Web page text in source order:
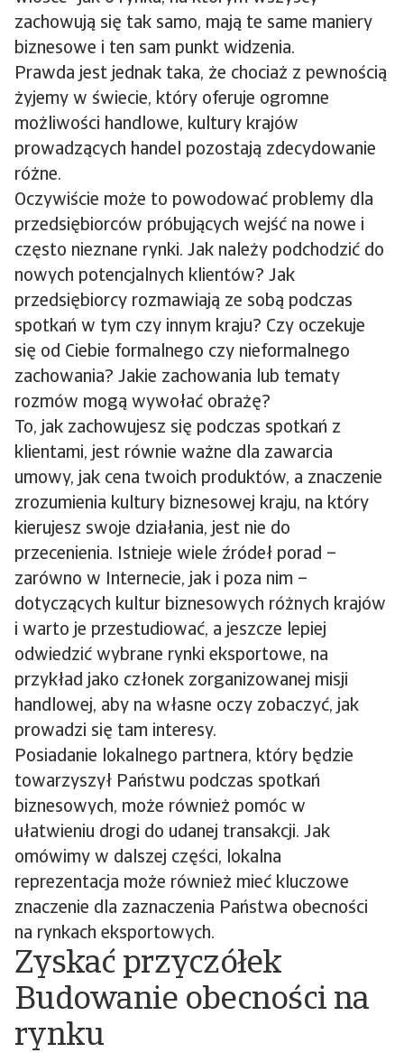
zachowują się tak samo, mają te same maniery
biznesowe i ten sam punkt widzenia.
Prawda jest jednak taka, że chociaż z pewnością
żyjemy w świecie, który oferuje ogromne
możliwości handlowe, kultury krajów
prowadzących handel pozostają zdecydowanie
różne.
Oczywiście może to powodować problemy dla
przedsiębiorców próbujących wejść na nowe i
często nieznane rynki. Jak należy podchodzić do
nowych potencjalnych klientów? Jak
przedsiębiorcy rozmawiają ze sobą podczas
spotkań w tym czy innym kraju? Czy oczekuje
się od Ciebie formalnego czy nieformalnego
zachowania? Jakie zachowania lub tematy
rozmów mogą wywołać obrażę?
To, jak zachowujesz się podczas spotkań z
klientami, jest równie ważne dla zawarcia
umowy, jak cena twoich produktów, a znaczenie
zrozumienia kultury biznesowej kraju, na który
kierujesz swoje działania, jest nie do
przecenienia. Istnieje wiele źródeł porad –
zarówno w Internecie, jak i poza nim –
dotyczących kultur biznesowych różnych krajów
i warto je przestudiować, a jeszcze lepiej
odwiedzić wybrane rynki eksportowe, na
przykład jako członek zorganizowanej misji
handlowej, aby na własne oczy zobaczyć, jak
prowadzi się tam interesy.
Posiadanie lokalnego partnera, który będzie
towarzyszył Państwu podczas spotkań
biznesowych, może również pomóc w
ułatwieniu drogi do udanej transakcji. Jak
omówimy w dalszej części, lokalna
reprezentacja może również mieć kluczowe
znaczenie dla zaznaczenia Państwa obecności
na rynkach eksportowych.
Zyskać przyczółek
Budowanie obecności na
rynku